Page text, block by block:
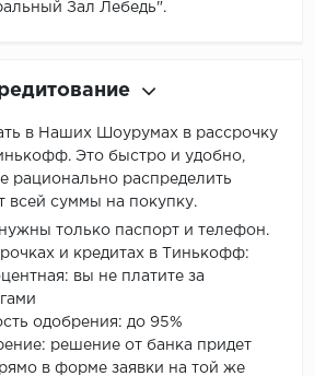
Зал Лебедь".
в Наших Шоурумах в рассрочку
Это быстро и удобно,
рационально распределить
всей суммы на покупку.
только паспорт и телефон.
и кредитах в Тинькофф:
вы не платите за
одобрения: до 95%
решение от банка придет
в форме заявки на той же